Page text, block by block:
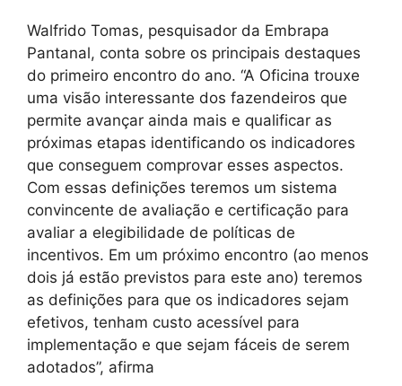
Walfrido Tomas, pesquisador da Embrapa
Pantanal, conta sobre os principais destaques
do primeiro encontro do ano. “A Oficina trouxe
uma visão interessante dos fazendeiros que
permite avançar ainda mais e qualificar as
próximas etapas identificando os indicadores
que conseguem comprovar esses aspectos.
Com essas definições teremos um sistema
convincente de avaliação e certificação para
avaliar a elegibilidade de políticas de
incentivos. Em um próximo encontro (ao menos
dois já estão previstos para este ano) teremos
as definições para que os indicadores sejam
efetivos, tenham custo acessível para
implementação e que sejam fáceis de serem
adotados”, afirma